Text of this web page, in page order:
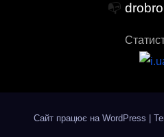
📭
Сайт працює на WordPress